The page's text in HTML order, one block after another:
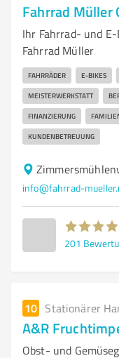
Fahrrad Müller
Ihr Fahrrad- und
Fahrrad Müller
FAHRRÄDER E-BIKES
MEISTERWERKSTATT
FINANZIERUNG
KUNDENBETREUUNG
info@fahrrad-
201
10 Stationärer
A&R
Obst- und